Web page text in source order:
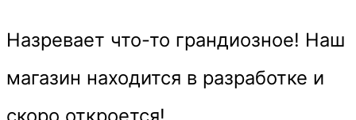
Назревает что-то грандиозное! Наш
магазин находится в разработке и